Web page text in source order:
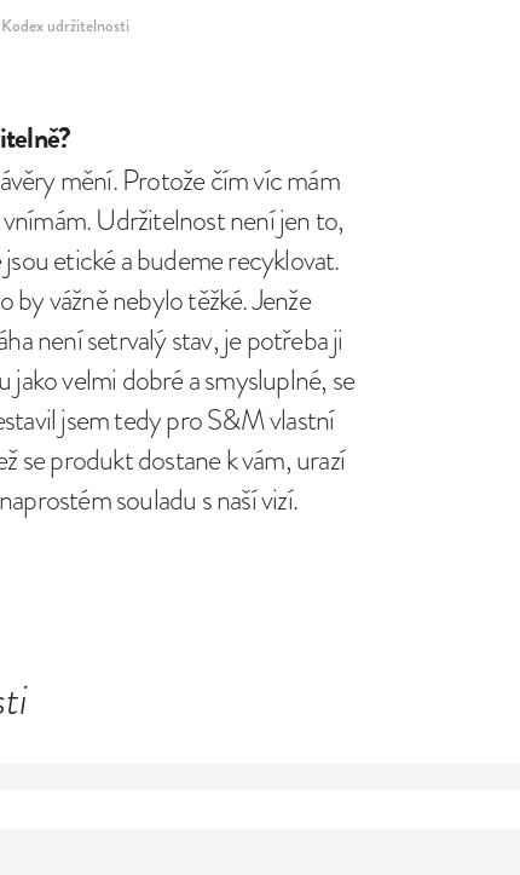
Kodex udržitelnosti
mění. Protože čím víc mám
Udržitelnost není jen to,
etické a budeme recyklovat.
vážně nebylo těžké. Jenže
není setrvalý stav, je potřeba ji
jako velmi dobré a smysluplné, se
jsem tedy pro S&M vlastní
se produkt dostane k vám, urazí
souladu s naší vizí.